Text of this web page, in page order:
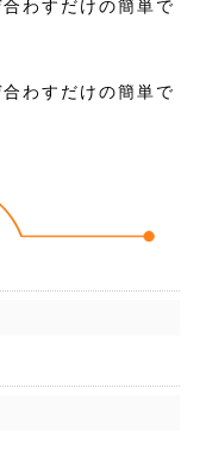
わすだけの簡単で
わすだけの簡単で